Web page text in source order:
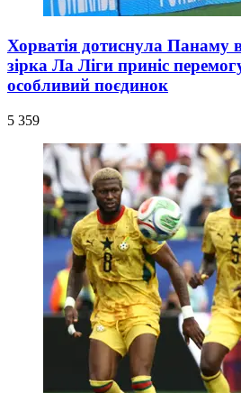
Хорватія дотиснула Панаму
зірка Ла Ліги приніс
особливий поєдинок
5 359